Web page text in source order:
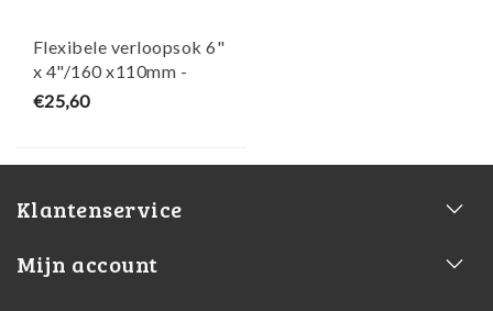
Flexibele verloopsok 6"
x 4"/160 x110mm -
AquaForte
€25,60
Klantenservice
Mijn account